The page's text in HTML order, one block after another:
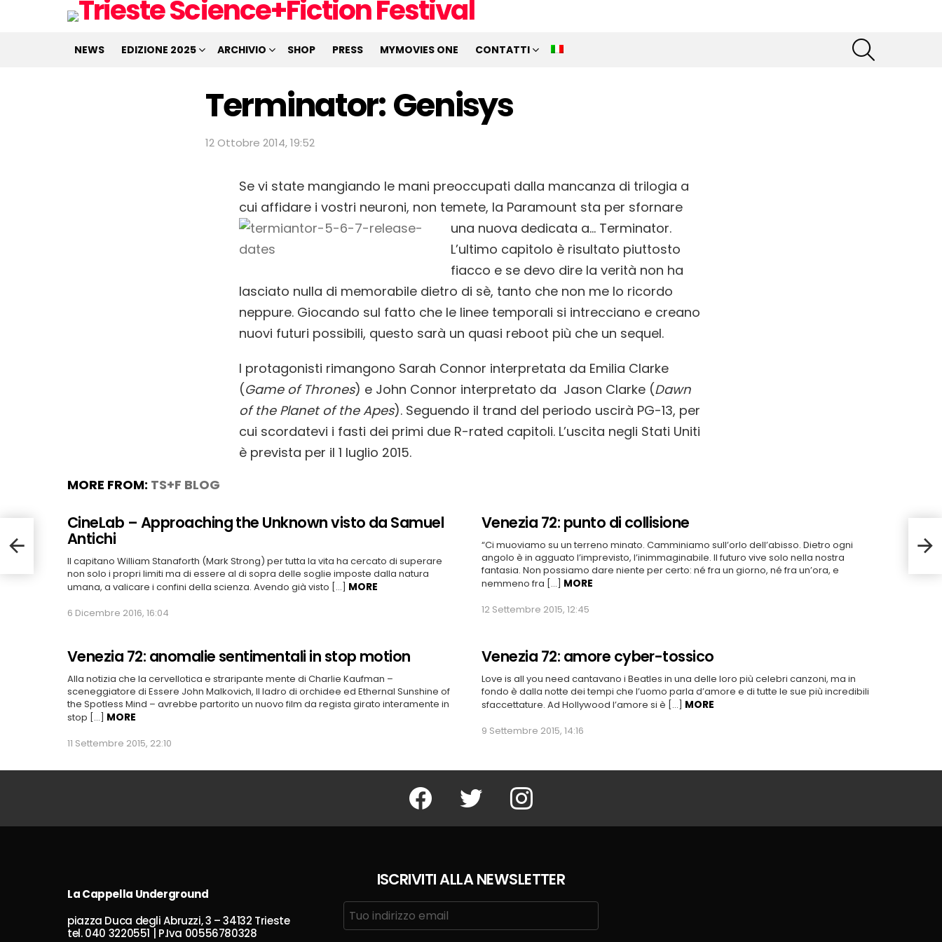
NEWS EDIZIONE 2025 ARCHIVIO SHOP PRESS MYMOVIES ONE CONTATTI
Terminator: Genisys
12 Ottobre 2014, 19:52
Se vi state mangiando le mani preoccupati dalla mancanza di trilogia a
cui affidare i vostri neuroni, non temete, la Paramount sta per sfornare
una nuova dedicata a… Terminator.
L’ultimo capitolo è risultato piuttosto
fiacco e se devo dire la verità non ha
lasciato nulla di memorabile dietro di sè, tanto che non me lo ricordo
neppure. Giocando sul fatto che le linee temporali si intrecciano e creano
nuovi futuri possibili, questo sarà un quasi reboot più che un sequel.
I protagonisti rimangono Sarah Connor interpretata da Emilia Clarke
(Game of Thrones) e John Connor interpretato da Jason Clarke (Dawn
of the Planet of the Apes). Seguendo il trand del periodo uscirà PG-13, per
cui scordatevi i fasti dei primi due R-rated capitoli. L’uscita negli Stati Uniti
è prevista per il 1 luglio 2015.
MORE FROM: TS+F BLOG
CineLab – Approaching the Unknown visto da Samuel
Antichi
Il capitano William Stanaforth (Mark Strong) per tutta la vita ha cercato di superare
non solo i propri limiti ma di essere al di sopra delle soglie imposte dalla natura
umana, a valicare i confini della scienza. Avendo già visto […] MORE
6 Dicembre 2016, 16:04
Venezia 72: punto di collisione
“Ci muoviamo su un terreno minato. Camminiamo sull’orlo dell’abisso. Dietro ogni
angolo è in agguato l’imprevisto, l’inimmaginabile. Il futuro vive solo nella nostra
fantasia. Non possiamo dare niente per certo: né fra un giorno, né fra un’ora, e
nemmeno fra […] MORE
12 Settembre 2015, 12:45
Venezia 72: anomalie sentimentali in stop motion
Alla notizia che la cervellotica e straripante mente di Charlie Kaufman –
sceneggiatore di Essere John Malkovich, Il ladro di orchidee ed Ethernal Sunshine of
the Spotless Mind – avrebbe partorito un nuovo film da regista girato interamente in
stop […] MORE
11 Settembre 2015, 22:10
Venezia 72: amore cyber-tossico
Love is all you need cantavano i Beatles in una delle loro più celebri canzoni, ma in
fondo è dalla notte dei tempi che l’uomo parla d’amore e di tutte le sue più incredibili
sfaccettature. Ad Hollywood l’amore si è […] MORE
9 Settembre 2015, 14:16
Facebook Twitter Instagram
La Cappella Underground
piazza Duca degli Abruzzi, 3 – 34132 Trieste
tel. 040 3220551 | P.Iva 00556780328
ISCRIVITI ALLA NEWSLETTER